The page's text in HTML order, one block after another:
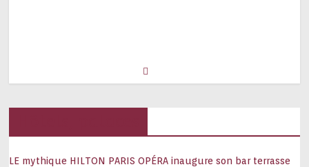
LE mythique HILTON PARIS OPÉRA inaugure son bar terrasse